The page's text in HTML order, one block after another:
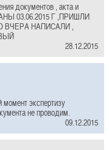
документов , акта и
03.06.2015 Г ,ПРИШЛИ
НАПИСАЛИ ,
28.12.2015
экспертизу
не проводим.
09.12.2015